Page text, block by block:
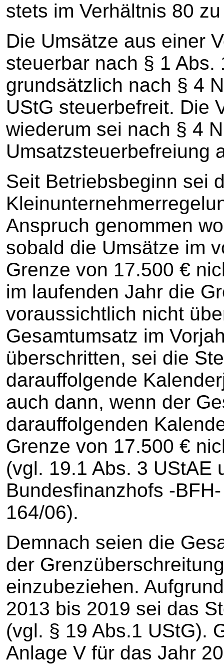
stets im Verhältnis 80
Die Umsätze aus einer
steuerbar nach § 1 Abs.
grundsätzlich nach § 4
UStG steuerbefreit. Die
wiederum sei nach § 4
Umsatzsteuerbefreiung
Seit Betriebsbeginn sei
Anspruch genommen
sobald die Umsätze im
Grenze von 17.500 €
im laufenden Jahr die
voraussichtlich nicht
Gesamtumsatz im
überschritten, sei die
darauffolgende
auch dann, wenn der
darauffolgenden
Grenze von 17.500 €
(vgl. 19.1 Abs. 3 UStAE
Bundesfinanzhofs -
164/06).
Demnach seien die
der
einzubeziehen.
2013 bis 2019 sei das
(vgl. § 19 Abs.1 UStG).
Anlage V für das Jahr